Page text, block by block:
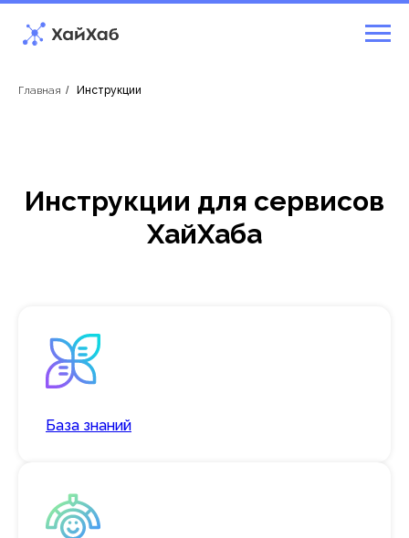
Главная / Инструкции
Инструкции для сервисов
ХайХаба
База знаний